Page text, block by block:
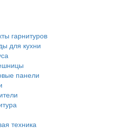
гарнитуров
для кухни
панели
техника